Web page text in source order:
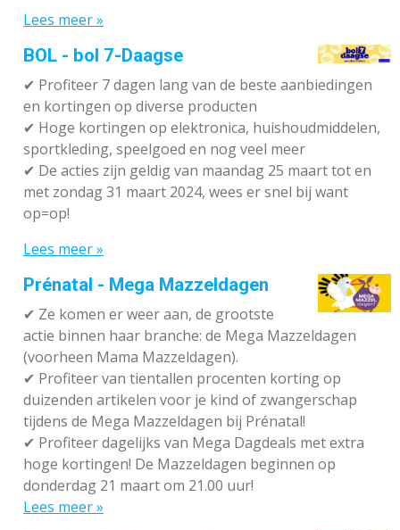
Lees meer »
BOL - bol 7-Daagse
✔ Profiteer 7 dagen lang van de beste aanbiedingen
en kortingen op diverse producten
✔ Hoge kortingen op elektronica, huishoudmiddelen,
sportkleding, speelgoed en nog veel meer
✔ De acties zijn geldig van maandag 25 maart tot en
met zondag 31 maart 2024, wees er snel bij want
op=op!
Lees meer »
Prénatal - Mega Mazzeldagen
✔ Ze komen er weer aan, de grootste
actie binnen haar branche: de Mega Mazzeldagen
(voorheen Mama Mazzeldagen).
✔ Profiteer van tientallen procenten korting op
duizenden artikelen voor je kind of zwangerschap
tijdens de Mega Mazzeldagen bij Prénatal!
✔ Profiteer dagelijks van Mega Dagdeals met extra
hoge kortingen! De Mazzeldagen beginnen op
donderdag 21 maart om 21.00 uur!
Lees meer »